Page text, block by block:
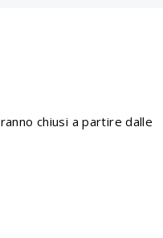
chiusi a partire dalle